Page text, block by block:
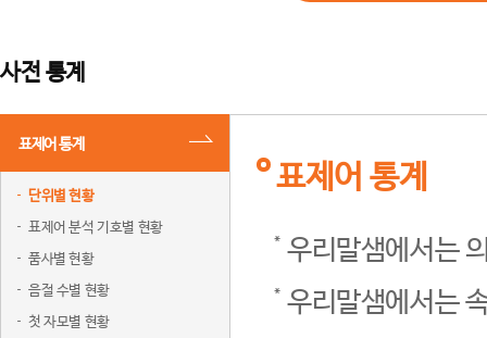
사전 통계
표제어 통계
단위별 현황
표제어 분석 기호별 현황
품사별 현황
음절 수별 현황
첫 자모별 현황
표제어 통계
우리말샘에서는
우리말샘에서는